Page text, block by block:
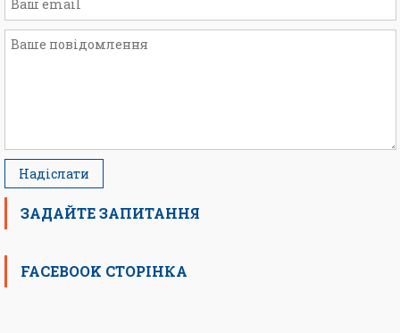
ЗАДАЙТЕ ЗАПИТАННЯ
FACEBOOK СТОРІНКА